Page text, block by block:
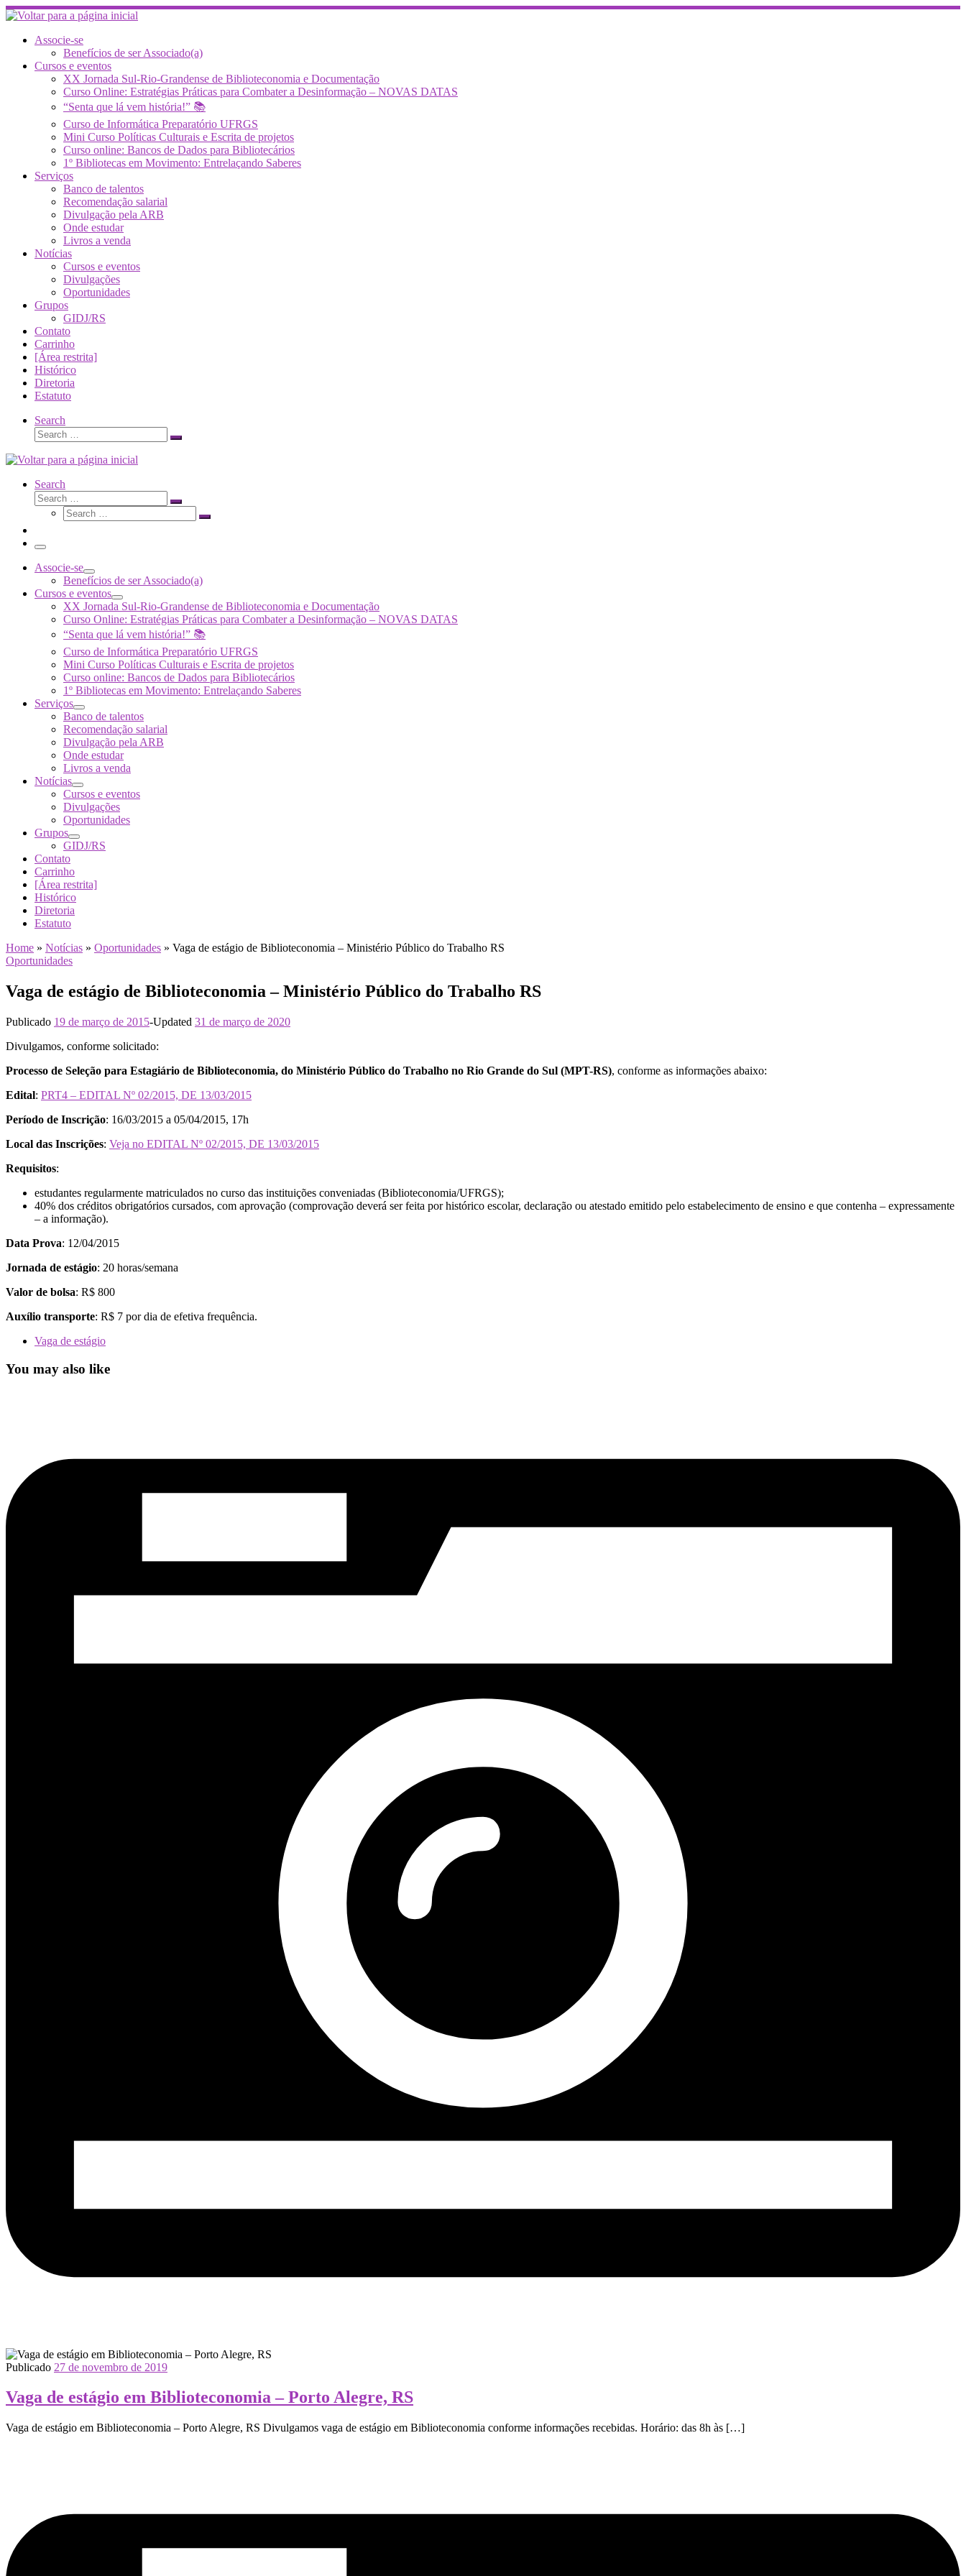
Skip
to
contentAssocie-se
Benefícios de ser Associado(a)
Cursos e eventos
XX Jornada Sul-Rio-Grandense de Biblioteconomia e Documentação
Curso Online: Estratégias Práticas para Combater a Desinformação – NOVAS DATAS
“Senta que lá vem história!” 📚
Curso de Informática Preparatório UFRGS
Mini Curso Políticas Culturais e Escrita de projetos
Curso online: Bancos de Dados para Bibliotecários
1º Bibliotecas em Movimento: Entrelaçando Saberes
Serviços
Banco de talentos
Recomendação salarial
Divulgação pela ARB
Onde estudar
Livros a venda
Notícias
Cursos e eventos
Divulgações
Oportunidades
Grupos
GIDJ/RS
Contato
Carrinho
[Área restrita]
Histórico
Diretoria
Estatuto
Search
Search
Search
Search
Search
Search
Search
Search
Menu
Associe-se
Benefícios de ser Associado(a)
Cursos e eventos
XX Jornada Sul-Rio-Grandense de Biblioteconomia e Documentação
Curso Online: Estratégias Práticas para Combater a Desinformação – NOVAS DATAS
“Senta que lá vem história!” 📚
Curso de Informática Preparatório UFRGS
Mini Curso Políticas Culturais e Escrita de projetos
Curso online: Bancos de Dados para Bibliotecários
1º Bibliotecas em Movimento: Entrelaçando Saberes
Serviços
Banco de talentos
Recomendação salarial
Divulgação pela ARB
Onde estudar
Livros a venda
Notícias
Cursos e eventos
Divulgações
Oportunidades
Grupos
GIDJ/RS
Contato
Carrinho
[Área restrita]
Histórico
Diretoria
Estatuto
Home » Notícias » Oportunidades » Vaga de estágio de Biblioteconomia – Ministério Público do Trabalho RS
Oportunidades
Vaga de estágio de Biblioteconomia – Ministério Público do Trabalho RS
Publicado 19 de março de 2015-Updated 31 de março de 2020
Divulgamos, conforme solicitado:
Processo de Seleção para Estagiário de Biblioteconomia, do Ministério Público do Trabalho no Rio Grande do Sul (MPT-RS), conforme as informações abaixo:
Edital: PRT4 – EDITAL Nº 02/2015, DE 13/03/2015
Período de Inscrição: 16/03/2015 a 05/04/2015, 17h
Local das Inscrições: Veja no EDITAL Nº 02/2015, DE 13/03/2015
Requisitos:
estudantes regularmente matriculados no curso das instituições conveniadas (Biblioteconomia/UFRGS);
40% dos créditos obrigatórios cursados, com aprovação (comprovação deverá ser feita por histórico escolar, declaração ou atestado emitido pelo estabelecimento de ensino e que contenha – expressamente
– a informação).
Data Prova: 12/04/2015
Jornada de estágio: 20 horas/semana
Valor de bolsa: R$ 800
Auxílio transporte: R$ 7 por dia de efetiva frequência.
Vaga de estágio
You may also like
Publicado 27 de novembro de 2019
Vaga de estágio em Biblioteconomia – Porto Alegre, RS
Vaga de estágio em Biblioteconomia – Porto Alegre, RS Divulgamos vaga de estágio em Biblioteconomia conforme informações recebidas. Horário: das 8h às […]